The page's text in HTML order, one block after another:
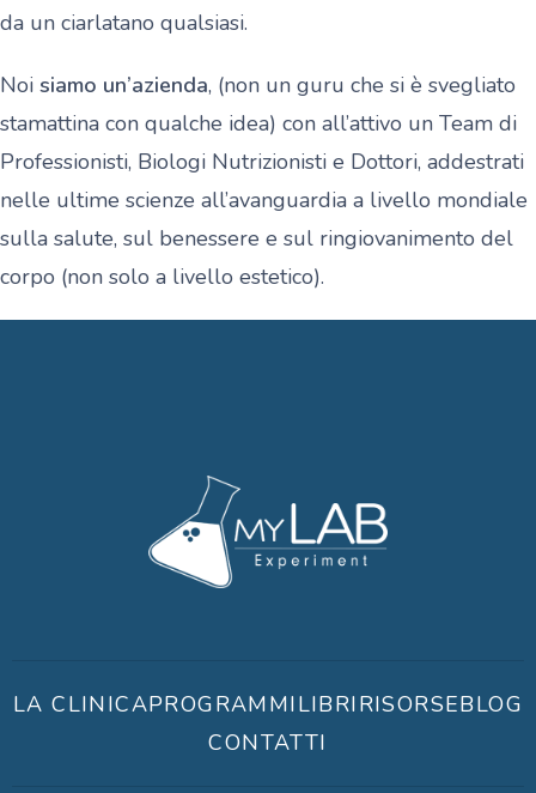
da un ciarlatano qualsiasi.
Noi siamo un’azienda, (non un guru che si è svegliato
stamattina con qualche idea) con all’attivo un Team di
Professionisti, Biologi Nutrizionisti e Dottori, addestrati
nelle ultime scienze all’avanguardia a livello mondiale
sulla salute, sul benessere e sul ringiovanimento del
corpo (non solo a livello estetico).
LA CLINICAPROGRAMMILIBRIRISORSEBLOG
CONTATTI